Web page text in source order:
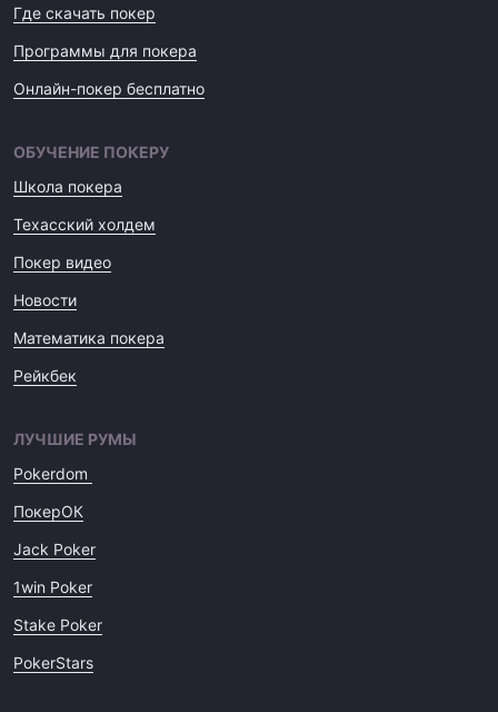
Где скачать покер
Программы для покера
Онлайн-покер бесплатно
ОБУЧЕНИЕ ПОКЕРУ
Школа покера
Техасский холдем
Покер видео
Новости
Математика покера
Рейкбек
ЛУЧШИЕ РУМЫ
Pokerdom
ПокерОК
Jack Poker
1win Poker
Stake Poker
PokerStars